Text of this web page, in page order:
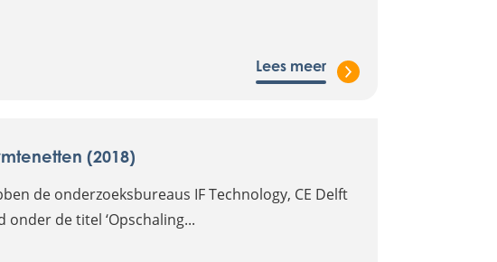
Lees meer
(2018)
de onderzoeksbureaus IF Technology, CE Delft
de titel ‘Opschaling...